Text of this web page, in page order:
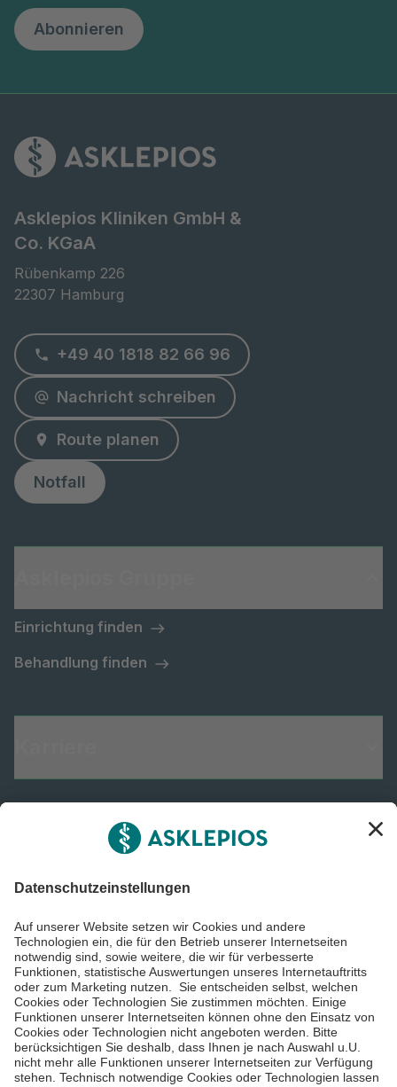
Abonnieren
Asklepios Kliniken GmbH &
Co. KGaA
Rübenkamp 226
22307 Hamburg
+49 40 1818 82 66 96
Nachricht schreiben
Route planen
Notfall
Einrichtung finden
Behandlung finden
Informiert bleiben
Impressum
Datenschutzinformationen
Barrierefreiheit